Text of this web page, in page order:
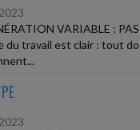
VARIABLE :
du travail est clair : tout